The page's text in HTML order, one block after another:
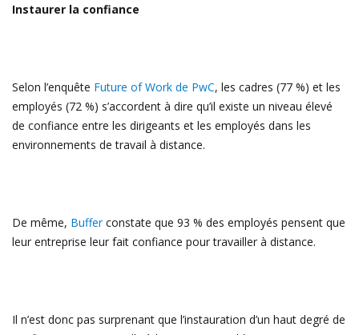
Instaurer la confiance
Selon l’enquête Future of Work de PwC, les cadres (77 %) et les
employés (72 %) s’accordent à dire qu’il existe un niveau élevé
de confiance entre les dirigeants et les employés dans les
environnements de travail à distance.
De même, Bufferconstate que 93 % des employés pensent que
leur entreprise leur fait confiance pour travailler à distance.
Il n’est donc pas surprenant que l’instauration d’un haut degré de